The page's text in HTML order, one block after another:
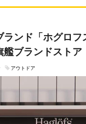
ランド「ホグロフ
艦ブランドストア
アウトドア